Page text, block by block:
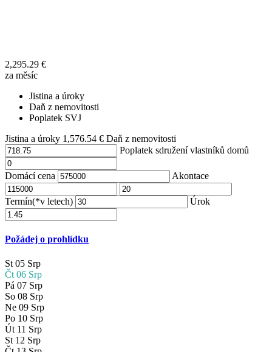
2,295.29 €
za měsíc
Jistina a úroky
Daň z nemovitosti
Poplatek SVJ
Jistina a úroky 1,576.54 €Daň z nemovitosti
Poplatek sdružení vlastníků domů
Domácí cena Akontace
Termín(*v letech) Úrok
Požádej o prohlídku
St 05 Srp
Čt 06 Srp
Pá 07 Srp
So 08 Srp
Ne 09 Srp
Po 10 Srp
Út 11 Srp
St 12 Srp